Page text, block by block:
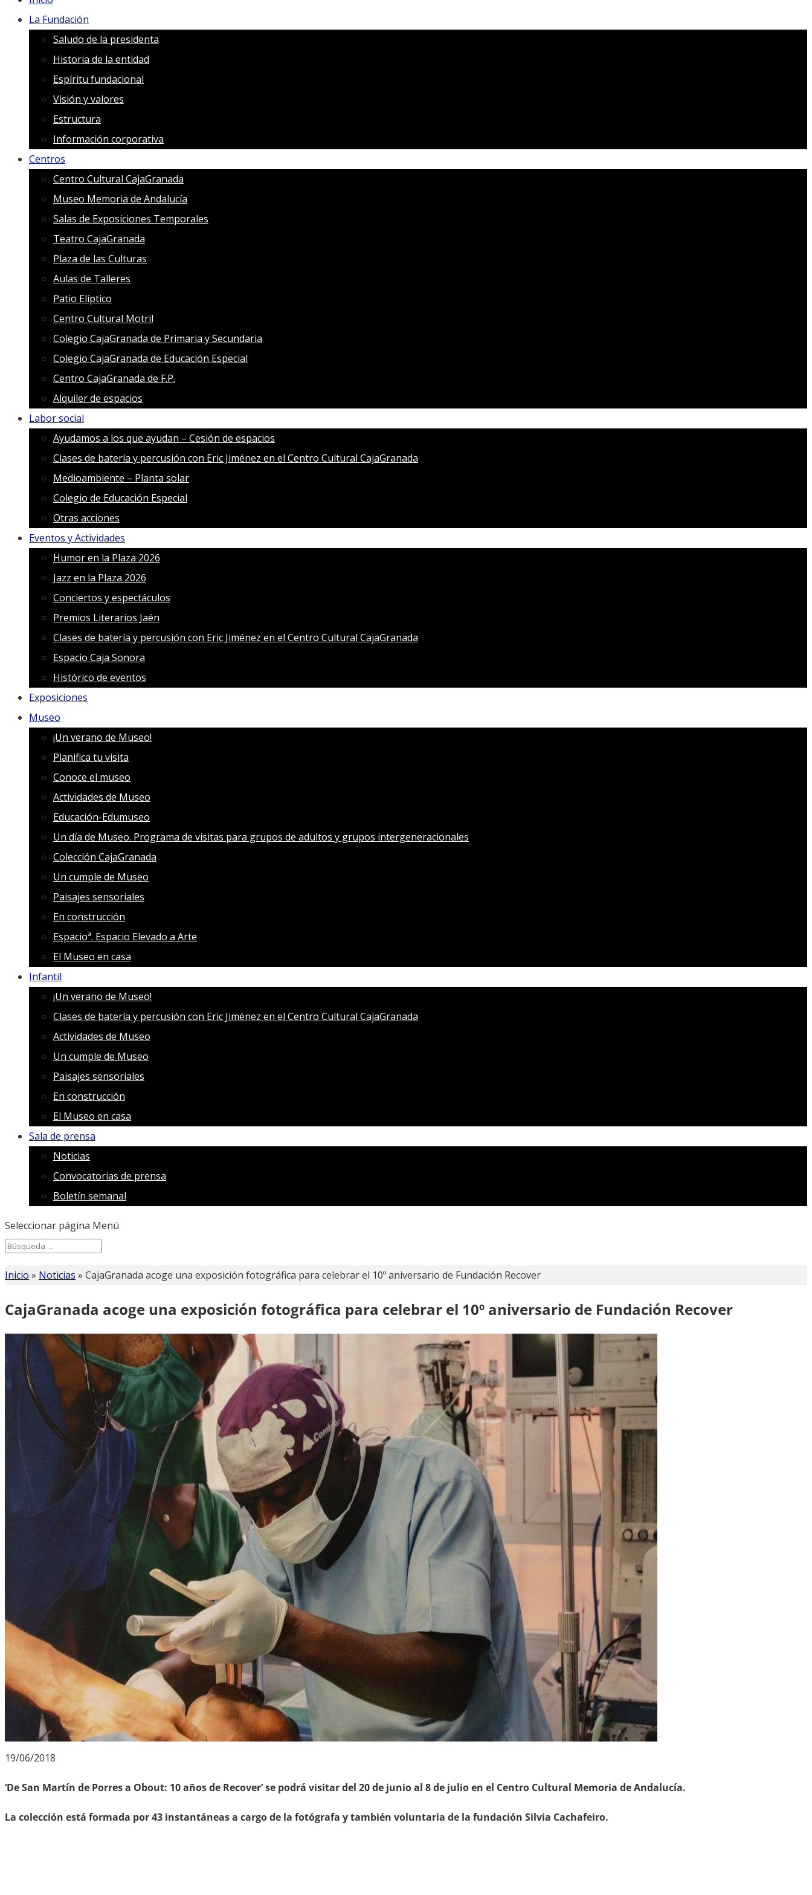
La Fundación
Saludo de la presidenta
Historia de la entidad
Espíritu fundacional
Visión y valores
Estructura
Información corporativa
Centros
Centro Cultural CajaGranada
Museo Memoria de Andalucía
Salas de Exposiciones Temporales
Teatro CajaGranada
Plaza de las Culturas
Aulas de Talleres
Patio Elíptico
Centro Cultural Motril
Colegio CajaGranada de Primaria y Secundaria
Colegio CajaGranada de Educación Especial
Centro CajaGranada de F.P.
Alquiler de espacios
Labor social
Ayudamos a los que ayudan – Cesión de espacios
Clases de batería y percusión con Eric Jiménez en el Centro Cultural CajaGranada
Medioambiente – Planta solar
Colegio de Educación Especial
Otras acciones
Eventos y Actividades
Humor en la Plaza 2026
Jazz en la Plaza 2026
Conciertos y espectáculos
Premios Literarios Jaén
Clases de batería y percusión con Eric Jiménez en el Centro Cultural CajaGranada
Espacio Caja Sonora
Histórico de eventos
Exposiciones
Museo
¡Un verano de Museo!
Planifica tu visita
Conoce el museo
Actividades de Museo
Educación-Edumuseo
Un día de Museo. Programa de visitas para grupos de adultos y grupos intergeneracionales
Colección CajaGranada
Un cumple de Museo
Paisajes sensoriales
En construcción
Espacioª. Espacio Elevado a Arte
El Museo en casa
Infantil
¡Un verano de Museo!
Clases de batería y percusión con Eric Jiménez en el Centro Cultural CajaGranada
Actividades de Museo
Un cumple de Museo
Paisajes sensoriales
En construcción
El Museo en casa
Sala de prensa
Noticias
Convocatorias de prensa
Boletín semanal
Seleccionar página Menú
Search
for...
Inicio » Noticias » CajaGranada acoge una exposición fotográfica para celebrar el 10º aniversario de Fundación Recover
CajaGranada acoge una exposición fotográfica para celebrar el 10º aniversario de Fundación Recover
19/06/2018
‘De San Martín de Porres a Obout: 10 años de Recover’ se podrá visitar del 20 de junio al 8 de julio en el Centro Cultural Memoria de Andalucía.
La colección está formada por 43 instantáneas a cargo de la fotógrafa y también voluntaria de la fundación Silvia Cachafeiro.